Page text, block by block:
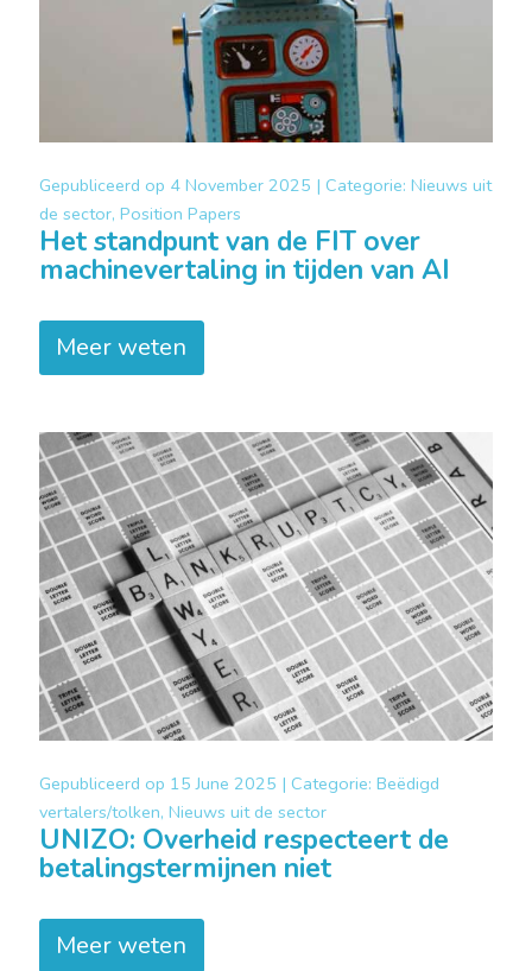
Gepubliceerd op 4 November 2025 | Categorie: Nieuws uit
de sector, Position Papers
Het standpunt van de FIT over
machinevertaling in tijden van AI
Meer weten
Gepubliceerd op 15 June 2025 | Categorie: Beëdigd
vertalers/tolken, Nieuws uit de sector
UNIZO: Overheid respecteert de
betalingstermijnen niet
Meer weten